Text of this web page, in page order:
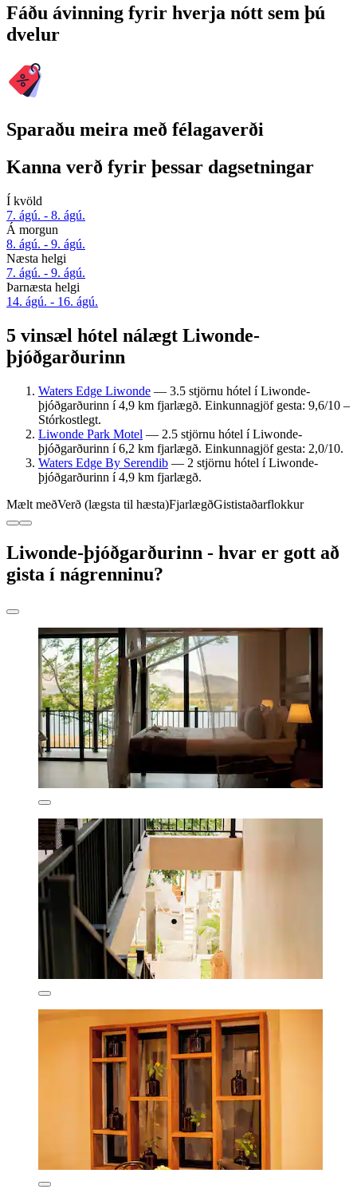
Fáðu ávinning fyrir hverja nótt sem þú
dvelur
Sparaðu meira með félagaverði
Kanna verð fyrir þessar dagsetningar
Í kvöld
7. ágú. - 8. ágú.
Á morgun
8. ágú. - 9. ágú.
Næsta helgi
7. ágú. - 9. ágú.
Þarnæsta helgi
14. ágú. - 16. ágú.
5 vinsæl hótel nálægt Liwonde-
þjóðgarðurinn
Waters Edge Liwonde — 3.5 stjörnu hótel í Liwonde-
þjóðgarðurinn í 4,9 km fjarlægð. Einkunnagjöf gesta: 9,6/10 –
Stórkostlegt.
Liwonde Park Motel — 2.5 stjörnu hótel í Liwonde-
þjóðgarðurinn í 6,2 km fjarlægð. Einkunnagjöf gesta: 2,0/10.
Waters Edge By Serendib — 2 stjörnu hótel í Liwonde-
þjóðgarðurinn í 4,9 km fjarlægð.
Mælt meðVerð (lægsta til hæsta)FjarlægðGististaðarflokkur
Liwonde-þjóðgarðurinn - hvar er gott að
gista í nágrenninu?